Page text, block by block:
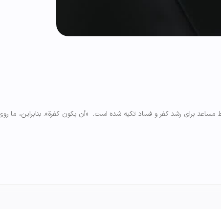
برای رشد كفر و فساد تکیه شده است. «أن يكون كفرة». بنابراین، ما روی